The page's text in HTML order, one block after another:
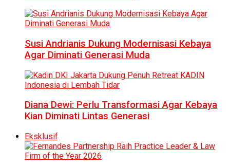
Susi Andrianis Dukung Modernisasi Kebaya
Agar Diminati Generasi Muda
Diana Dewi: Perlu Transformasi Agar Kebaya
Kian Diminati Lintas Generasi
Eksklusif